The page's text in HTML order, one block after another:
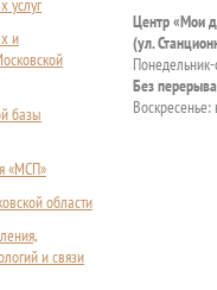
услуг
и
базы
«МСП»
области
и связи
Центр «Мои
(ул.
Без